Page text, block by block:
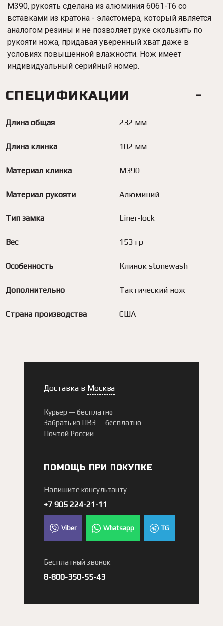
M390, рукоять сделана из алюминия 6061-T6 со
вставками из кратона - эластомера, который является
аналогом резины и не позволяет руке скользить по
рукояти ножа, придавая уверенный хват даже в
условиях повышенной влажности. Нож имеет
индивидуальный серийный номер.
СПЕЦИФИКАЦИИ
Длина общая 232 мм
Длина клинка 102 мм
Материал клинка M390
Материал рукояти Алюминий
Тип замка Liner-lock
Вес 153 гр
Особенность Клинок stonewash
Дополнительно Тактический нож
Страна производства США
Доставка в Москва
Курьер — бесплатно
Забрать из ПВЗ — бесплатно
Почтой России
ПОМОЩЬ ПРИ ПОКУПКЕ
Напишите консультанту
+7 905 224-21-11
Viber Whatsapp TG
Бесплатный звонок
8-800-350-55-43